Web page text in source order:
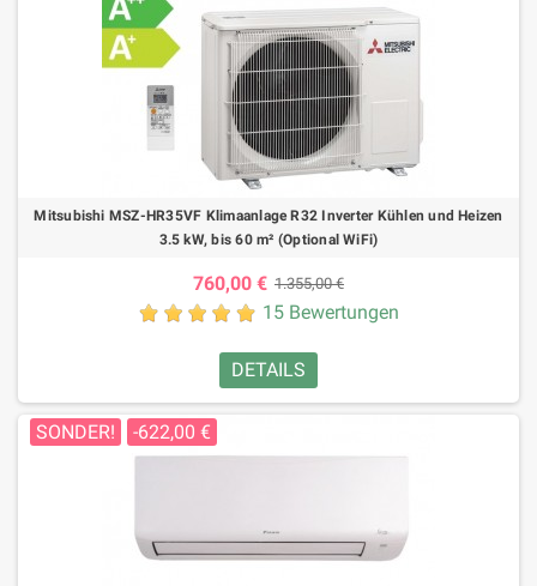
Mitsubishi MSZ-HR35VF Klimaanlage R32 Inverter Kühlen und Heizen
3.5 kW, bis 60 m² (Optional WiFi)
760,00 € 1.355,00 €
15 Bewertungen
DETAILS
SONDER! -622,00 €